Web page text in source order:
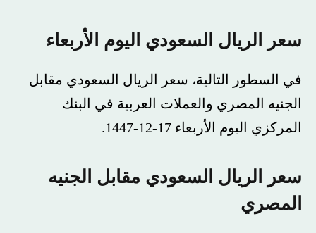
سعر الريال السعودي اليوم الأربعاء
في السطور التالية، سعر الريال السعودي مقابل
الجنيه المصري والعملات العربية في البنك
المركزي اليوم الأربعاء 17-12-1447.
سعر الريال السعودي مقابل الجنيه
المصري